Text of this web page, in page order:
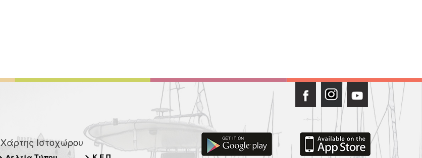
Χάρτης Ιστοχώρου